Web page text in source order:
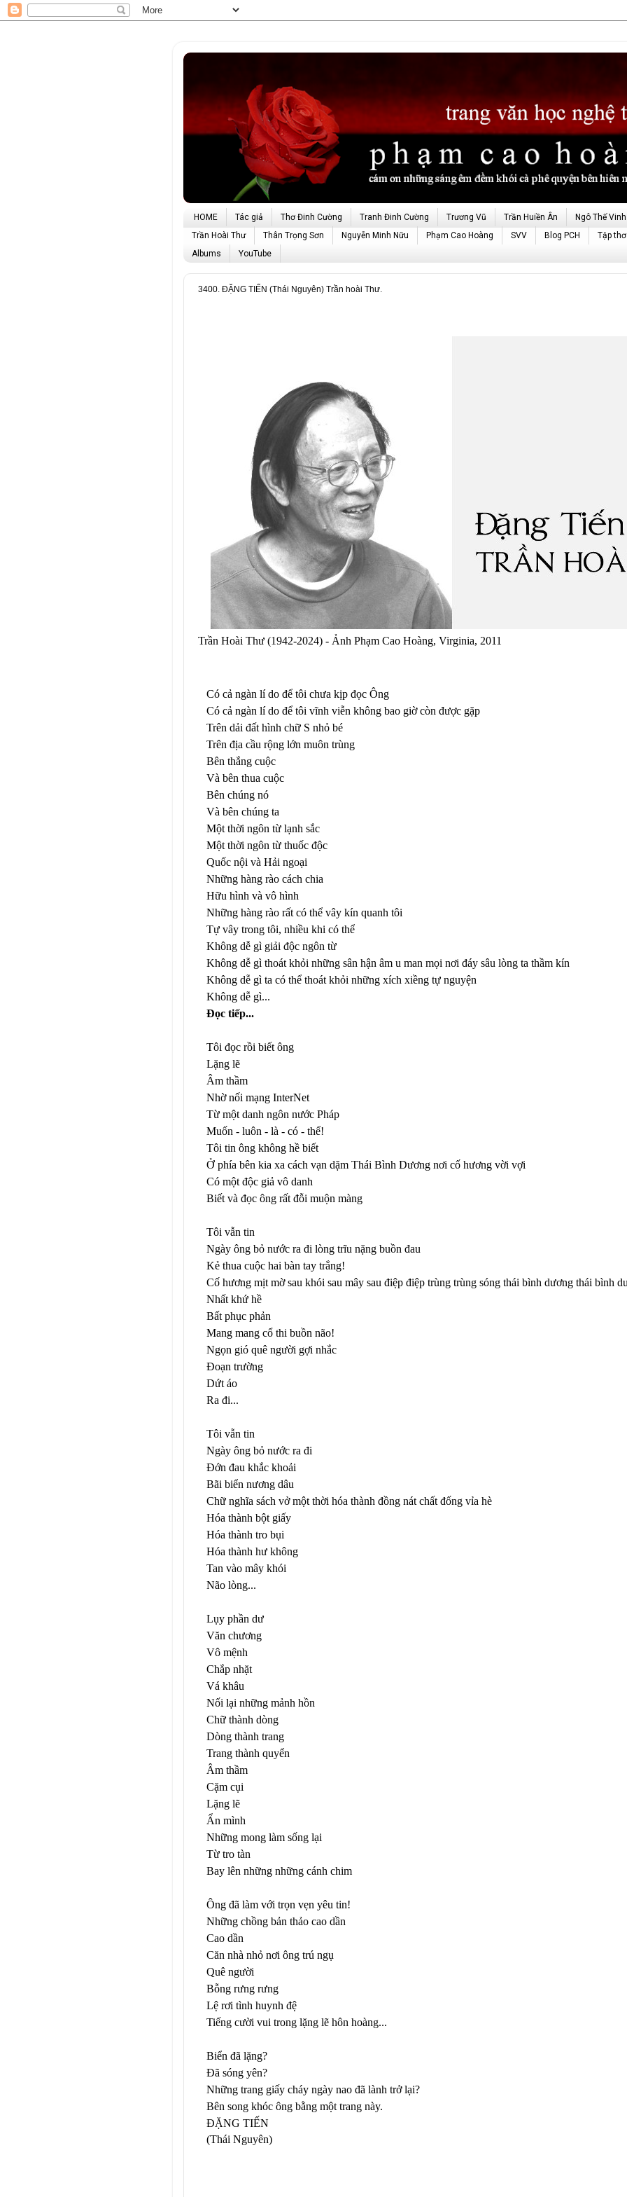
HOME Tác giả Thơ Đinh Cường Tranh Đinh Cường Trương Vũ Trần Huiền Ân Ngô Thế Vinh
Trần Hoài Thư
Thân Trọng Sơn Nguyễn Minh Nữu Phạm Cao Hoàng SVV Blog PCH Tập thơ
Albums
YouTube
3400. ĐẶNG TIẾN (Thái Nguyên) Trần hoài Thư.
Trần Hoài Thư (1942-2024) - Ảnh Phạm Cao Hoàng, Virginia, 2011
Có cả ngàn lí do để tôi chưa kịp đọc Ông
Có cả ngàn lí do để tôi vĩnh viễn không bao giờ còn được gặp
Trên dải đất hình chữ S nhỏ bé
Trên địa cầu rộng lớn muôn trùng
Bên thắng cuộc
Và bên thua cuộc
Bên chúng nó
Và bên chúng ta
Một thời ngôn từ lạnh sắc
Một thời ngôn từ thuốc độc
Quốc nội và Hải ngoại
Những hàng rào cách chia
Hữu hình và vô hình
Những hàng rào rất có thể vây kín quanh tôi
Tự vây trong tôi, nhiều khi có thể
Không dễ gì giải độc ngôn từ
Không dễ gì thoát khỏi những sân hận âm u man mọi nơi đáy sâu lòng ta thầm kín
Không dễ gì ta có thể thoát khỏi những xích xiềng tự nguyện
Không dễ gì...
Đọc tiếp...
Tôi đọc rồi biết ông
Lặng lẽ
Âm thầm
Nhờ nối mạng InterNet
Từ một danh ngôn nước Pháp
Muốn - luôn - là - có - thể!
Tôi tin ông không hề biết
Ở phía bên kia xa cách vạn dặm Thái Bình Dương nơi cố hương vời vợi
Có một độc giả vô danh
Biết và đọc ông rất đỗi muộn màng
Tôi vẫn tin
Ngày ông bỏ nước ra đi lòng trĩu nặng buồn đau
Kẻ thua cuộc hai bàn tay trắng!
Cố hương mịt mờ sau khói sau mây sau điệp điệp trùng trùng sóng thái bình dương thái bình
Nhất khứ hề
Bất phục phản
Mang mang cổ thi buồn não!
Ngọn gió quê người gợi nhắc
Đoạn trường
Dứt áo
Ra đi...
Tôi vẫn tin
Ngày ông bỏ nước ra đi
Đớn đau khắc khoải
Bãi biển nương dâu
Chữ nghĩa sách vở một thời hóa thành đồng nát chất đống vỉa hè
Hóa thành bột giấy
Hóa thành tro bụi
Hóa thành hư không
Tan vào mây khói
Não lòng...
Lụy phần dư
Văn chương
Vô mệnh
Chắp nhặt
Vá khâu
Nối lại những mảnh hồn
Chữ thành dòng
Dòng thành trang
Trang thành quyển
Âm thầm
Cặm cụi
Lặng lẽ
Ẩn mình
Những mong làm sống lại
Từ tro tàn
Bay lên những những cánh chim
Ông đã làm với trọn vẹn yêu tin!
Những chồng bản thảo cao dần
Cao dần
Căn nhà nhỏ nơi ông trú ngụ
Quê người
Bỗng rưng rưng
Lệ rơi tình huynh đệ
Tiếng cười vui trong lặng lẽ hôn hoàng...
Biển đã lặng?
Đã sóng yên?
Những trang giấy cháy ngày nao đã lành trở lại?
Bên song khóc ông bằng một trang này.
ĐẶNG TIẾN
(Thái Nguyên)